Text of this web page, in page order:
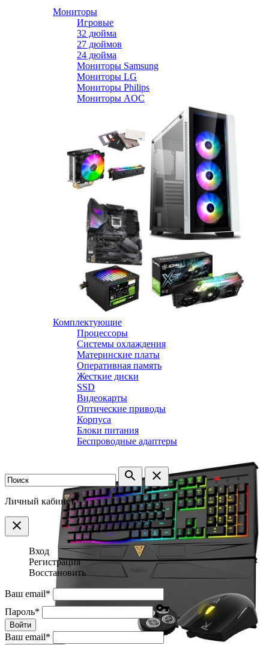
Мониторы
Игровые
32 дюйма
27 дюймов
24 дюйма
Мониторы Samsung
Мониторы LG
Мониторы Philips
Мониторы AOC
Комплектующие
Процессоры
Системы охлаждения
Материнские платы
Оперативная память
Жесткие диски
SSD
Видеокарты
Оптические приводы
Корпуса
Блоки питания
Беспроводные адаптеры
search clear
Личный кабинет
clear
Вход
Регистрация
Восстановить
Ваш email*
Пароль* vpn_key
Войти
Ваш email*